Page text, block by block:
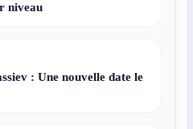
niveau
: Une nouvelle date le